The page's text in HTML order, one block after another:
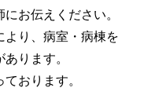
お伝えください。
より、病室・病棟を
ります。
おります。